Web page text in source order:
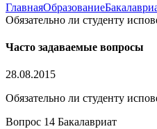
ГлавнаяОбразование
Обязательно ли студенту
Часто задаваемые вопросы
28.08.2015
Обязательно ли студенту
Вопрос 14 Бакалавриат